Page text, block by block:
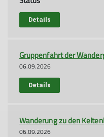
Details
Gruppenfahrt der
06.09.2026
Details
Wanderung zu den
06.09.2026